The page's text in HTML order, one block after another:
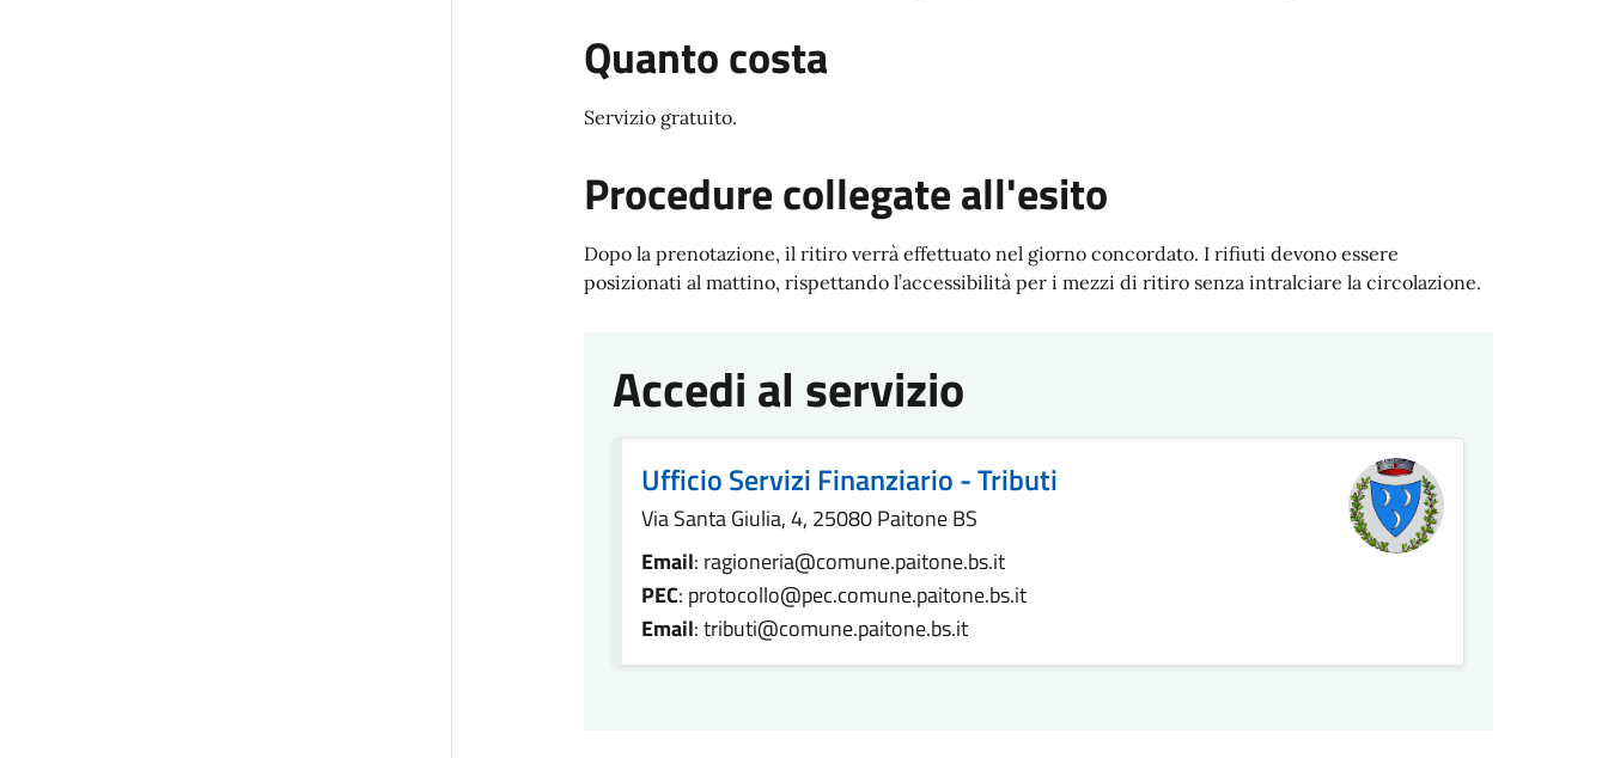
Quanto costa
Servizio gratuito.
Procedure collegate all'esito
Dopo la prenotazione, il ritiro verrà effettuato nel giorno concordato. I rifiuti devono essere
posizionati al mattino, rispettando l’accessibilità per i mezzi di ritiro senza intralciare la circolazione.
Accedi al servizio
Ufficio Servizi Finanziario - Tributi
Via Santa Giulia, 4, 25080 Paitone BS
Email: ragioneria@comune.paitone.bs.it
PEC: protocollo@pec.comune.paitone.bs.it
Email: tributi@comune.paitone.bs.it